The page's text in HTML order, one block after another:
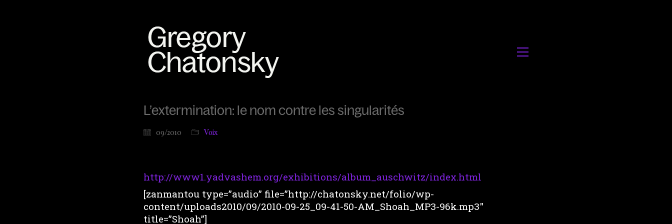
L’extermination: le nom contre les singularités
09/2010 Voix
http://www1.yadvashem.org/exhibitions/album_auschwitz/index.html
[zanmantou type=”audio” file=”http://chatonsky.net/folio/wp-
content/uploads2010/09/2010-09-25_09-41-50-AM_Shoah_MP3-96k.mp3″
title=”Shoah”]